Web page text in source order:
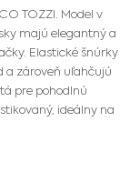
TOZZI. Model v
majú elegantný a
Elastické šnúrky
a zároveň uľahčujú
pre pohodlnú
ideálny na